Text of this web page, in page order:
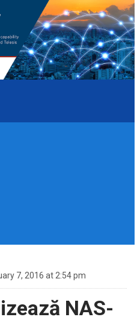
7, 2016 at 2:54 pm
NAS-